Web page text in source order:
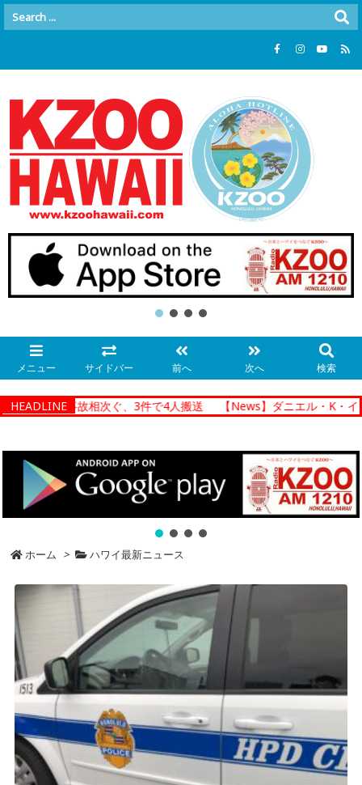
メニュー サイドバー 前へ 次へ 検索
HEADLINE
通事故相次ぐ、3件で4人搬送 【News】ダニエル・K・イノウエ
ホーム > ハワイ最新ニュース